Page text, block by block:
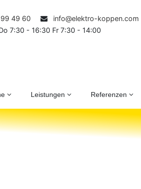
49 60
info@elektro-koppen.com
7:30 - 16:30 Fr 7:30 - 14:00
Leistungen Referenzen